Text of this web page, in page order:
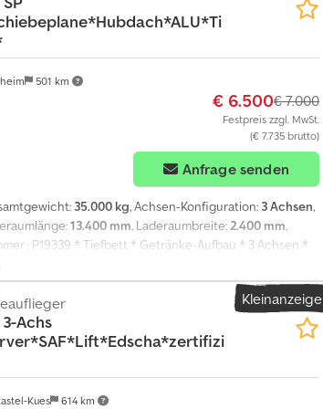
501 km
€ 6.500€ 7.000
Festpreis zzgl. MwSt.
(€ 7.735 brutto)
Anfrage senden
35.000 kg, Achsen-Konfiguration: 3 Achsen,
13.400 mm, Laderaumbreite:2.400 mm,
: P19339 * Tiefbett * Getränke-Aufbau * 3 Achsen *
* Scheibenbremsen * Hubdach * SAF-Achsen *
3. Achse 385/55R22,5 * Innenmaße L:13,40m B:2,40m
Fahrzeugs im aktuellen Ist-Zustand
Ausschluss der Sachmängelhaftung (§ 444 BGB).
ausgeschlossen.Besichtigung und Probefahrt vor Kauf
Extras. Eventuell bearbeitete
und Zwischenverkauf beraten Sie gerne in Deutsch,
Türkisch, Rumänisch und Arabisch (?????).
Kleinanzeige
Kues 614 km
3-Achs